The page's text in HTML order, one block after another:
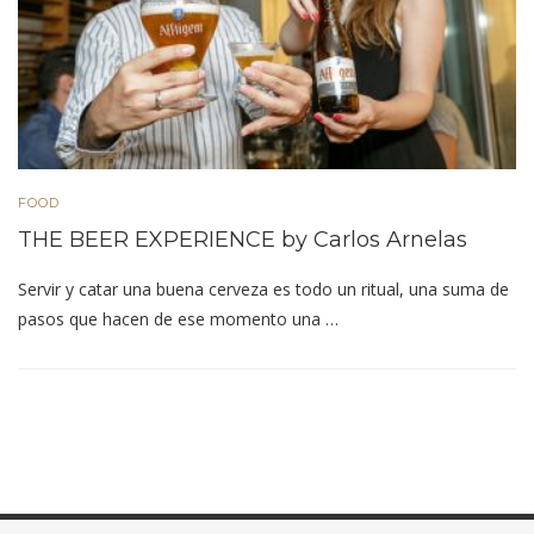
FOOD
THE BEER EXPERIENCE by Carlos Arnelas
Servir y catar una buena cerveza es todo un ritual, una suma de
pasos que hacen de ese momento una …